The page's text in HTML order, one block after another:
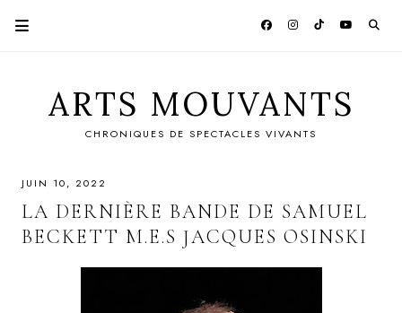
ARTS MOUVANTS
CHRONIQUES DE SPECTACLES VIVANTS
JUIN 10, 2022
LA DERNIÈRE BANDE DE SAMUEL
BECKETT M.E.S JACQUES OSINSKI